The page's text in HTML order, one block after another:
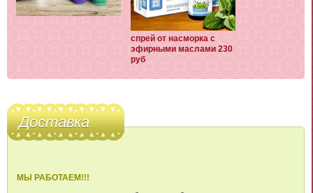
спрей от насморка с
эфирными маслами 230
руб
Доставка
МЫ РАБОТАЕМ!!!